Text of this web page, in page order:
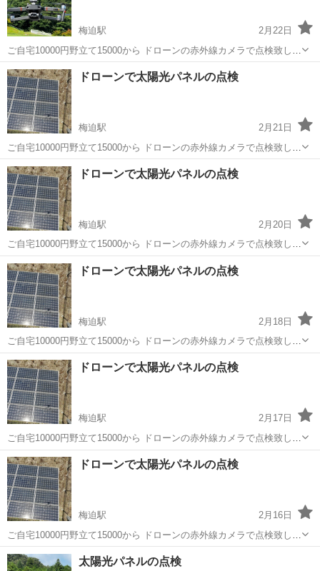
梅迫駅
2月22日
ご自宅10000円野立て15000から ドローンの赤外線カメラで点検致しま
す 設置から時間が数年経った、発電量が減った気が… そう思えばまず
チェックしてみては？ 夏には野立ての草刈りも承っております
京都 綾部市 電気工事 ドローン
ドローンで太陽光パネルの点検
梅迫駅
2月21日
ご自宅10000円野立て15000から ドローンの赤外線カメラで点検致しま
す 設置から時間が数年経った、発電量が減った気が… そう思えばまず
チェックしてみては？ 夏には野立ての草刈りも承っております
京都 綾部市 電気工事 ドローン
ドローンで太陽光パネルの点検
梅迫駅
2月20日
ご自宅10000円野立て15000から ドローンの赤外線カメラで点検致しま
す 設置から時間が数年経った、発電量が減った気が… そう思えばまず
チェックしてみては？ 夏には野立ての草刈りも承っております
京都 綾部市 電気工事 ドローン
ドローンで太陽光パネルの点検
梅迫駅
2月18日
ご自宅10000円野立て15000から ドローンの赤外線カメラで点検致しま
す 設置から時間が数年経った、発電量が減った気が… そう思えばまず
チェックしてみては？ 夏には野立ての草刈りも承っております
京都 綾部市 電気工事 ドローン
ドローンで太陽光パネルの点検
梅迫駅
2月17日
ご自宅10000円野立て15000から ドローンの赤外線カメラで点検致しま
す 設置から時間が数年経った、発電量が減った気が… そう思えばまず
チェックしてみては？ 夏には野立ての草刈りも承っております
京都 綾部市 電気工事 ドローン
ドローンで太陽光パネルの点検
梅迫駅
2月16日
ご自宅10000円野立て15000から ドローンの赤外線カメラで点検致しま
す 設置から時間が数年経った、発電量が減った気が… そう思えばまず
チェックしてみては？ 夏には野立ての草刈りも承っております
京都 綾部市 梅迫駅 電気工事
太陽光パネルの点検